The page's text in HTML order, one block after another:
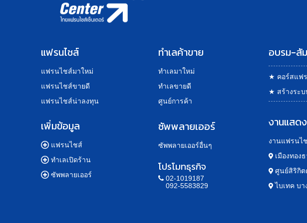
แฟรนไชส์
แฟรนไชส์มาใหม่
แฟรนไชส์ขายดี
แฟรนไชส์น่าลงทุน
เพิ่มข้อมูล
แฟรนไชส์
ทำเลเปิดร้าน
ซัพพลายเออร์
ทำเลค้าขาย
ทำเลมาใหม่
ทำเลขายดี
ศูนย์การค้า
ซัพพลายเออร์
ซัพพลายเออร์อื่นๆ
โปรโมทธุรกิจ
02-1019187
092-5583829
อบรม-สั
★ คอร์สแฟ
★ สร้างระ
งานแสด
งานแฟรนไ
เมืองทอง
ศูนย์สิริกิต
ไบเทค บา